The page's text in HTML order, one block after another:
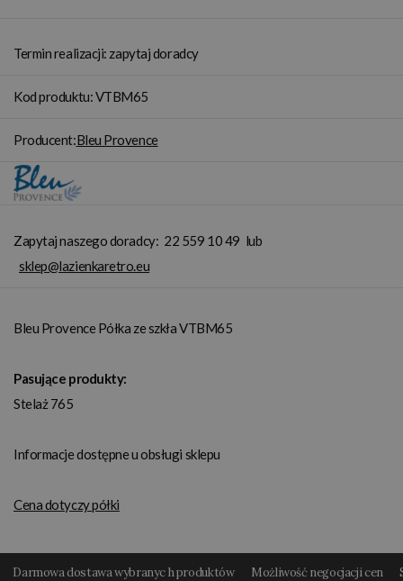
Termin realizacji: zapytaj doradcy
Kod produktu: VTBM65
Producent:Bleu Provence
Zapytaj naszego doradcy: 22 559 10 49 lub
sklep@lazienkaretro.eu
Bleu Provence Półka ze szkła VTBM65
Pasujące produkty:
Stelaż 765
Informacje dostępne u obsługi sklepu
Cena dotyczy półki
Darmowa dostawa wybranyc h produktów Możliwość negocjacji cen